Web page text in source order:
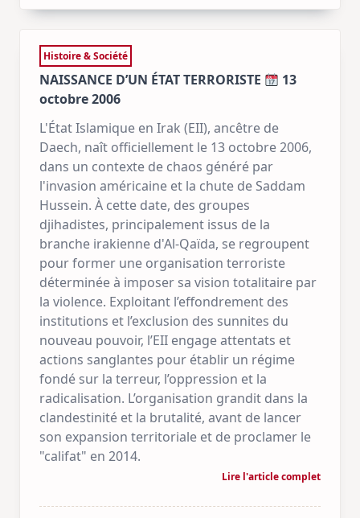
Histoire & Société
NAISSANCE D’UN ÉTAT TERRORISTE
13
octobre 2006
L'État Islamique en Irak (EII), ancêtre de
Daech, naît officiellement le 13 octobre 2006,
dans un contexte de chaos généré par
l'invasion américaine et la chute de Saddam
Hussein. À cette date, des groupes
djihadistes, principalement issus de la
branche irakienne d'Al-Qaïda, se regroupent
pour former une organisation terroriste
déterminée à imposer sa vision totalitaire par
la violence. Exploitant l’effondrement des
institutions et l’exclusion des sunnites du
nouveau pouvoir, l’EII engage attentats et
actions sanglantes pour établir un régime
fondé sur la terreur, l’oppression et la
radicalisation. L’organisation grandit dans la
clandestinité et la brutalité, avant de lancer
son expansion territoriale et de proclamer le
"califat" en 2014.
Lire l'article complet